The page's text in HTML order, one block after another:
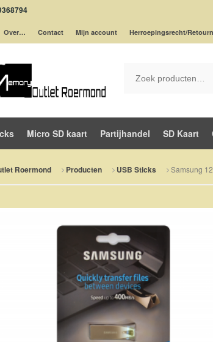
Over… Contact Mijn account Herroepingsrecht/
Micro SD kaart Partijhandel SD Kaart
Roermond Producten USB Sticks Samsung